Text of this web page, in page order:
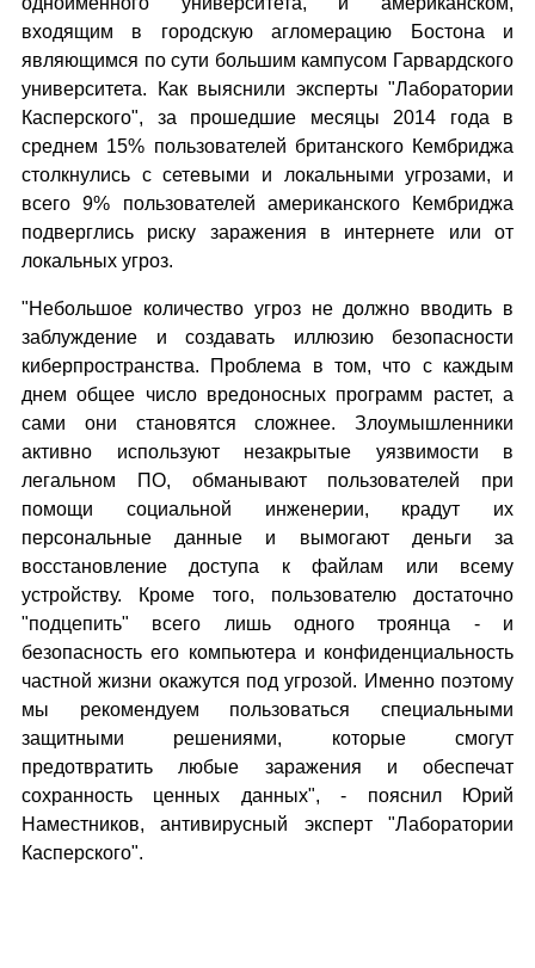
входящим в городскую агломерацию Бостона и
являющимся по сути большим кампусом Гарвардского
университета. Как выяснили эксперты "Лаборатории
Касперского", за прошедшие месяцы 2014 года в
среднем 15% пользователей британского Кембриджа
столкнулись с сетевыми и локальными угрозами, и
всего 9% пользователей американского Кембриджа
подверглись риску заражения в интернете или от
локальных угроз.
"Небольшое количество угроз не должно вводить в
заблуждение и создавать иллюзию безопасности
киберпространства. Проблема в том, что с каждым
днем общее число вредоносных программ растет, а
сами они становятся сложнее. Злоумышленники
активно используют незакрытые уязвимости в
легальном ПО, обманывают пользователей при
помощи социальной инженерии, крадут их
персональные данные и вымогают деньги за
восстановление доступа к файлам или всему
устройству. Кроме того, пользователю достаточно
"подцепить" всего лишь одного троянца - и
безопасность его компьютера и конфиденциальность
частной жизни окажутся под угрозой. Именно поэтому
мы рекомендуем пользоваться специальными
защитными решениями, которые смогут
предотвратить любые заражения и обеспечат
сохранность ценных данных", - пояснил Юрий
Наместников, антивирусный эксперт "Лаборатории
Касперского".